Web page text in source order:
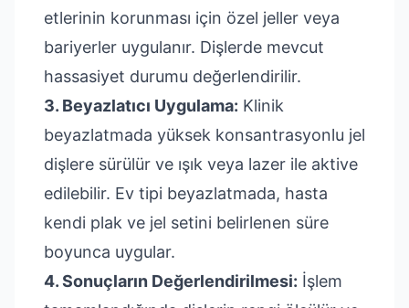
etlerinin korunması için özel jeller veya
bariyerler uygulanır. Dişlerde mevcut
hassasiyet durumu değerlendirilir.
3. Beyazlatıcı Uygulama: Klinik
beyazlatmada yüksek konsantrasyonlu jel
dişlere sürülür ve ışık veya lazer ile aktive
edilebilir. Ev tipi beyazlatmada, hasta
kendi plak ve jel setini belirlenen süre
boyunca uygular.
4. Sonuçların Değerlendirilmesi: İşlem